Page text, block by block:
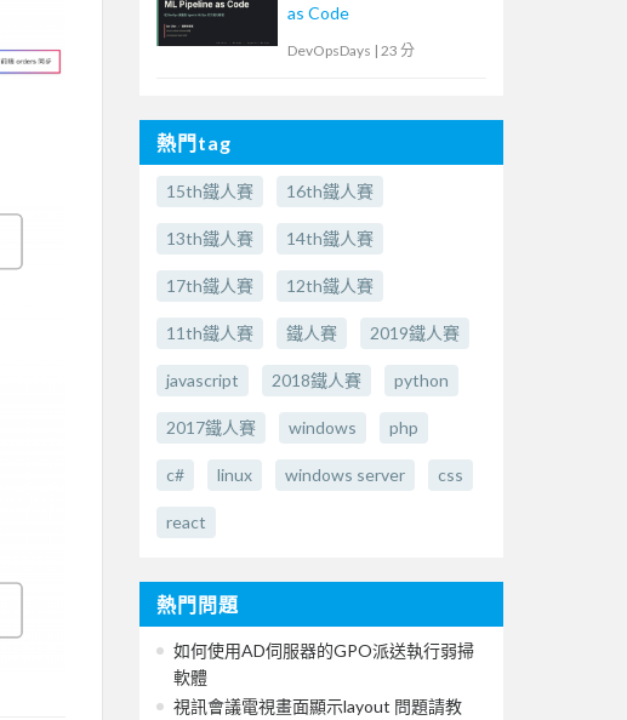
as Code
DevOpsDays | 23 分
熱門tag
15th鐵人賽 16th鐵人賽
13th鐵人賽 14th鐵人賽
17th鐵人賽 12th鐵人賽
11th鐵人賽 鐵人賽 2019鐵人賽
javascript 2018鐵人賽 python
2017鐵人賽 windows php
c# linux windows server css
react
熱門問題
如何使用AD伺服器的GPO派送執行弱掃
軟體
視訊會議電視畫面顯示layout 問題請教